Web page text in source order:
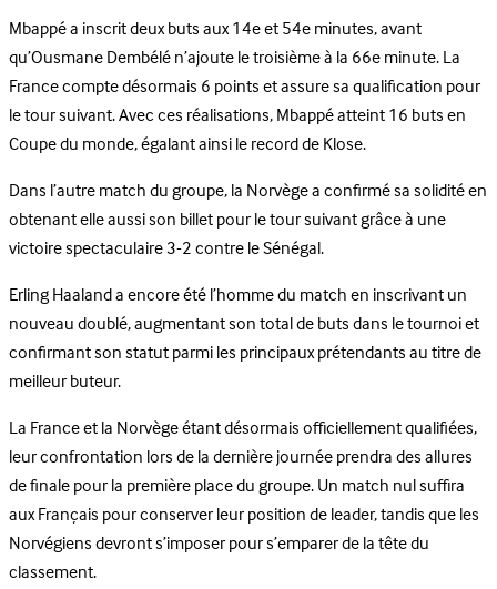
Mbappé a inscrit deux buts aux 14e et 54e minutes, avant
qu’Ousmane Dembélé n’ajoute le troisième à la 66e minute. La
France compte désormais 6 points et assure sa qualification pour
le tour suivant. Avec ces réalisations, Mbappé atteint 16 buts en
Coupe du monde, égalant ainsi le record de Klose.
Dans l’autre match du groupe, la Norvège a confirmé sa solidité en
obtenant elle aussi son billet pour le tour suivant grâce à une
victoire spectaculaire 3-2 contre le Sénégal.
Erling Haaland a encore été l’homme du match en inscrivant un
nouveau doublé, augmentant son total de buts dans le tournoi et
confirmant son statut parmi les principaux prétendants au titre de
meilleur buteur.
La France et la Norvège étant désormais officiellement qualifiées,
leur confrontation lors de la dernière journée prendra des allures
de finale pour la première place du groupe. Un match nul suffira
aux Français pour conserver leur position de leader, tandis que les
Norvégiens devront s’imposer pour s’emparer de la tête du
classement.